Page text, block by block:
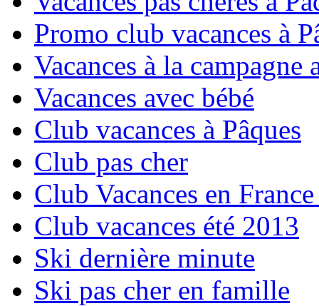
Promo club vacances à
Vacances à la campagne
Vacances avec bébé
Club vacances à Pâques
Club pas cher
Club Vacances en
Club vacances été 2013
Ski dernière minute
Ski pas cher en famille